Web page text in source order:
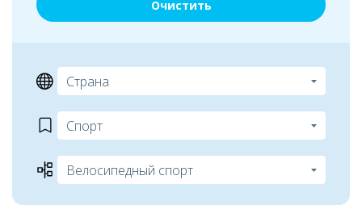
Очистить